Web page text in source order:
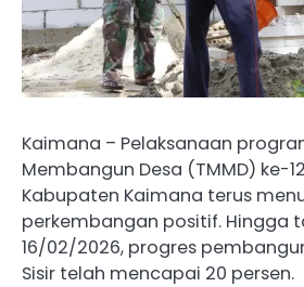
Kaimana – Pelaksanaan
Membangun Desa (TMMD) ke-
Kabupaten Kaimana terus
perkembangan positif. Hingga
16/02/2026, progres
Sisir telah mencapai 20 persen.